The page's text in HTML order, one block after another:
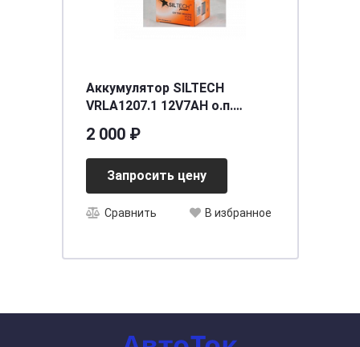
Аккумулятор SILTECH
VRLA1207.1 12V7AH о.п.
[д113ш70в131/100]
2 000 ₽
Запросить цену
Сравнить В избранное